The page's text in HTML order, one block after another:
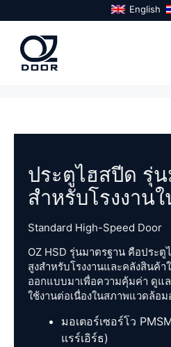
to
content
English
ประตูไฮสปีด รุ่
สำหรับโรงงาน
Standard High-Speed Door
OZ HSD รุ่นมาตรฐาน คือประ
สูงสำหรับโรงงานและคลังสินค้า
ออกแบบมาเพื่อความคุ้มค่า ดูแ
ใช้งานต่อเนื่องในสภาพแวดล้อ
มอเตอร์เซอร์โว
แรร์เอิร์ธ)